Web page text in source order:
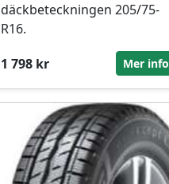
däckbeteckningen 205/75-
R16.
1 798 kr
Mer info